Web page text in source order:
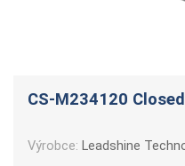
CS-M234120
Výrobce:Leadshine